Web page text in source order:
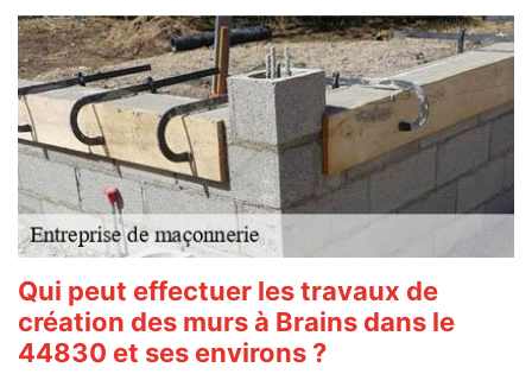
Qui peut effectuer les travaux de
création des murs à Brains dans le
44830 et ses environs ?